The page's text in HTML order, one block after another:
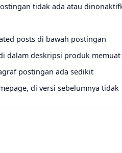
tidak ada atau
posts di bawah postingan
dalam deskripsi produk memuat
postingan ada sedikit
di versi sebelumnya tidak